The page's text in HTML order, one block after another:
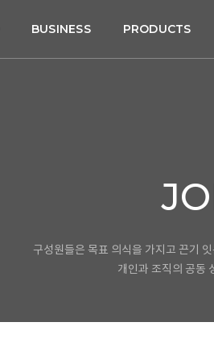
BUSINESS PRODUCTS
구성원들은 목표 의식을 가지고 끈기
개인과 조직의 공동